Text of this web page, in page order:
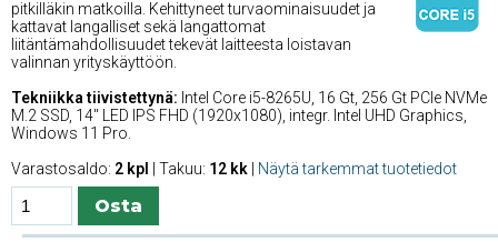
pitkilläkin matkoilla. Kehittyneet turvaominaisuudet ja
kattavat langalliset sekä langattomat
liitäntämahdollisuudet tekevät laitteesta loistavan
valinnan yrityskäyttöön.
Tekniikka tiivistettynä: Intel Core i5-8265U, 16 Gt, 256 Gt PCIe NVMe
M.2 SSD, 14'' LED IPS FHD (1920x1080), integr. Intel UHD Graphics,
Windows 11 Pro.
Varastosaldo: 2 kpl | Takuu: 12 kk Näytä tarkemmat tuotetiedot